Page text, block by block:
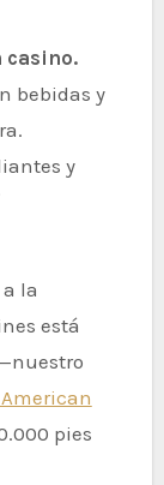
casino.
bebidas y
y
la
está
pies